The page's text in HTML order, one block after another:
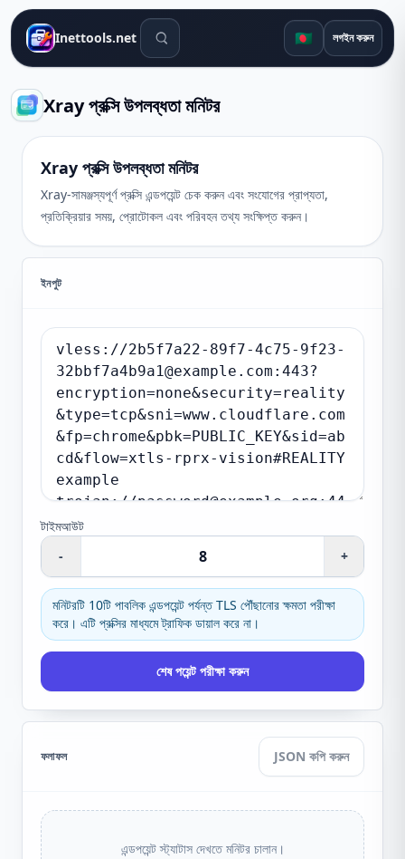
Inettools.net সার্চ টুলস 🇧🇩 লগইন করুন
Xray প্রক্সি উপলব্ধতা মনিটর
Xray প্রক্সি উপলব্ধতা মনিটর
Xray-সামঞ্জস্যপূর্ণ প্রক্সি এন্ডপয়েন্ট চেক করুন এবং সংযোগের প্রাপ্যতা,
প্রতিক্রিয়ার সময়, প্রোটোকল এবং পরিবহন তথ্য সংক্ষিপ্ত করুন।
ইনপুট
টাইমআউট
-
+
মনিটরটি 10টি পাবলিক এন্ডপয়েন্ট পর্যন্ত TLS পৌঁছানোর ক্ষমতা পরীক্ষা
করে। এটি প্রক্সির মাধ্যমে ট্রাফিক ডায়াল করে না।
শেষ পয়েন্ট পরীক্ষা করুন
ফলাফল JSON কপি করুন
এন্ডপয়েন্ট স্ট্যাটাস দেখতে মনিটর চালান।